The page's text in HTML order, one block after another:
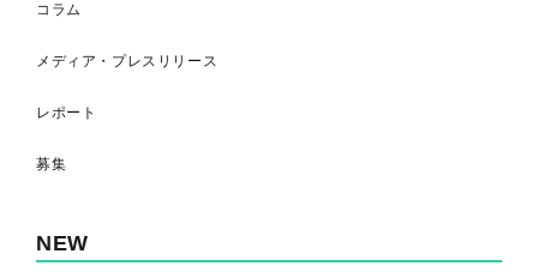
コラム
メディア・プレスリリース
レポート
募集
NEW